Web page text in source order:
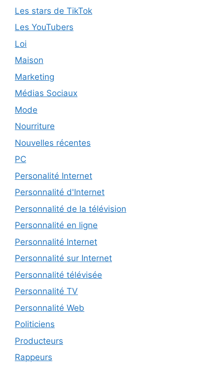
Les stars de TikTok
Les YouTubers
Loi
Maison
Marketing
Médias Sociaux
Mode
Nourriture
Nouvelles récentes
PC
Personalité Internet
Personnalité d'Internet
Personnalité de la télévision
Personnalité en ligne
Personnalité Internet
Personnalité sur Internet
Personnalité télévisée
Personnalité TV
Personnalité Web
Politiciens
Producteurs
Rappeurs